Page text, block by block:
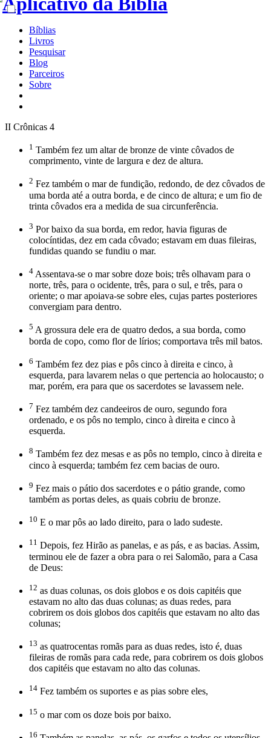
Bíblias
Livros
Pesquisar
Blog
Parceiros
Sobre
II Crônicas 4
1 Também fez um altar de bronze de vinte côvados de
comprimento, vinte de largura e dez de altura.
2 Fez também o mar de fundição, redondo, de dez côvados de
uma borda até a outra borda, e de cinco de altura; e um fio de
trinta côvados era a medida de sua circunferência.
3 Por baixo da sua borda, em redor, havia figuras de
colocíntidas, dez em cada côvado; estavam em duas fileiras,
fundidas quando se fundiu o mar.
4 Assentava-se o mar sobre doze bois; três olhavam para o
norte, três, para o ocidente, três, para o sul, e três, para o
oriente; o mar apoiava-se sobre eles, cujas partes posteriores
convergiam para dentro.
5 A grossura dele era de quatro dedos, a sua borda, como
borda de copo, como flor de lírios; comportava três mil batos.
6 Também fez dez pias e pôs cinco à direita e cinco, à
esquerda, para lavarem nelas o que pertencia ao holocausto; o
mar, porém, era para que os sacerdotes se lavassem nele.
7 Fez também dez candeeiros de ouro, segundo fora
ordenado, e os pôs no templo, cinco à direita e cinco à
esquerda.
8 Também fez dez mesas e as pôs no templo, cinco à direita e
cinco à esquerda; também fez cem bacias de ouro.
9 Fez mais o pátio dos sacerdotes e o pátio grande, como
também as portas deles, as quais cobriu de bronze.
10 E o mar pôs ao lado direito, para o lado sudeste.
11 Depois, fez Hirão as panelas, e as pás, e as bacias. Assim,
terminou ele de fazer a obra para o rei Salomão, para a Casa
de Deus:
12 as duas colunas, os dois globos e os dois capitéis que
estavam no alto das duas colunas; as duas redes, para
cobrirem os dois globos dos capitéis que estavam no alto das
colunas;
13 as quatrocentas romãs para as duas redes, isto é, duas
fileiras de romãs para cada rede, para cobrirem os dois globos
dos capitéis que estavam no alto das colunas.
14 Fez também os suportes e as pias sobre eles,
15 o mar com os doze bois por baixo.
16